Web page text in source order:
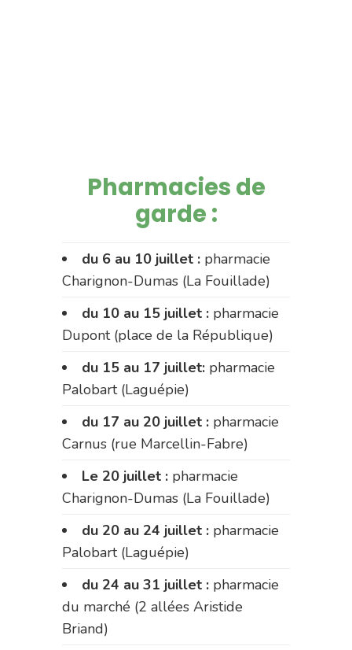
Pharmacies de
garde :
du 6 au 10 juillet : pharmacie
Charignon-Dumas (La Fouillade)
du 10 au 15 juillet : pharmacie
Dupont (place de la République)
du 15 au 17 juillet: pharmacie
Palobart (Laguépie)
du 17 au 20 juillet : pharmacie
Carnus (rue Marcellin-Fabre)
Le 20 juillet : pharmacie
Charignon-Dumas (La Fouillade)
du 20 au 24 juillet : pharmacie
Palobart (Laguépie)
du 24 au 31 juillet : pharmacie
du marché (2 allées Aristide
Briand)